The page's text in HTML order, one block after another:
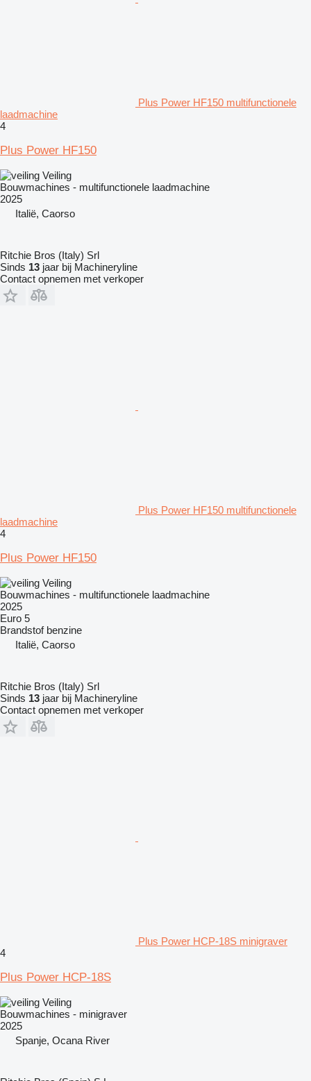
Plus Power HF150 multifunctionele
laadmachine
4
Plus Power HF150
Veiling
Bouwmachines - multifunctionele laadmachine
2025
Italië, Caorso
Ritchie Bros (Italy) Srl
Sinds 13 jaar bij Machineryline
Contact opnemen met verkoper
Plus Power HF150 multifunctionele
laadmachine
4
Plus Power HF150
Veiling
Bouwmachines - multifunctionele laadmachine
2025
Euro 5
Brandstof benzine
Italië, Caorso
Ritchie Bros (Italy) Srl
Sinds 13 jaar bij Machineryline
Contact opnemen met verkoper
Plus Power HCP-18S minigraver
4
Plus Power HCP-18S
Veiling
Bouwmachines - minigraver
2025
Spanje, Ocana River